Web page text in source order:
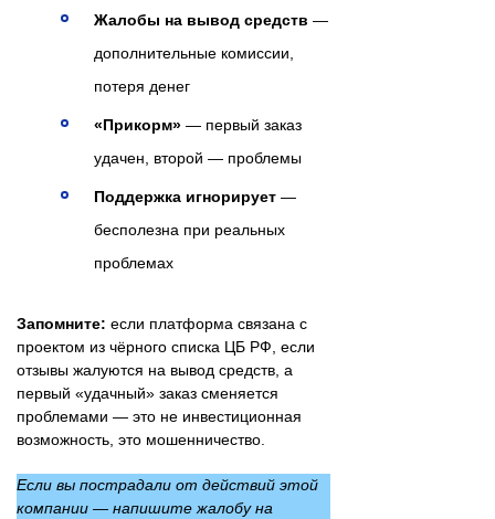
Жалобы на вывод средств —
дополнительные комиссии,
потеря денег
«Прикорм» — первый заказ
удачен, второй — проблемы
Поддержка игнорирует —
бесполезна при реальных
проблемах
Запомните: если платформа связана с
проектом из чёрного списка ЦБ РФ, если
отзывы жалуются на вывод средств, а
первый «удачный» заказ сменяется
проблемами — это не инвестиционная
возможность, это мошенничество.
Если вы пострадали от действий этой
компании — напишите жалобу на